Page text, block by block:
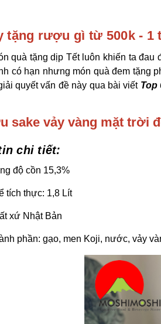
tặng rượu gì từ 500k -
quà tặng dịp Tết luôn khiến ta
có hạn nhưng món quà đem tặng
quyết vấn đề này qua bài viết Top
sake vảy vàng mặt trời
chi tiết:
độ cồn 15,3%
tích thực: 1,8 Lít
xứ Nhật Bản
phần: gạo, men Koji, nước, vảy